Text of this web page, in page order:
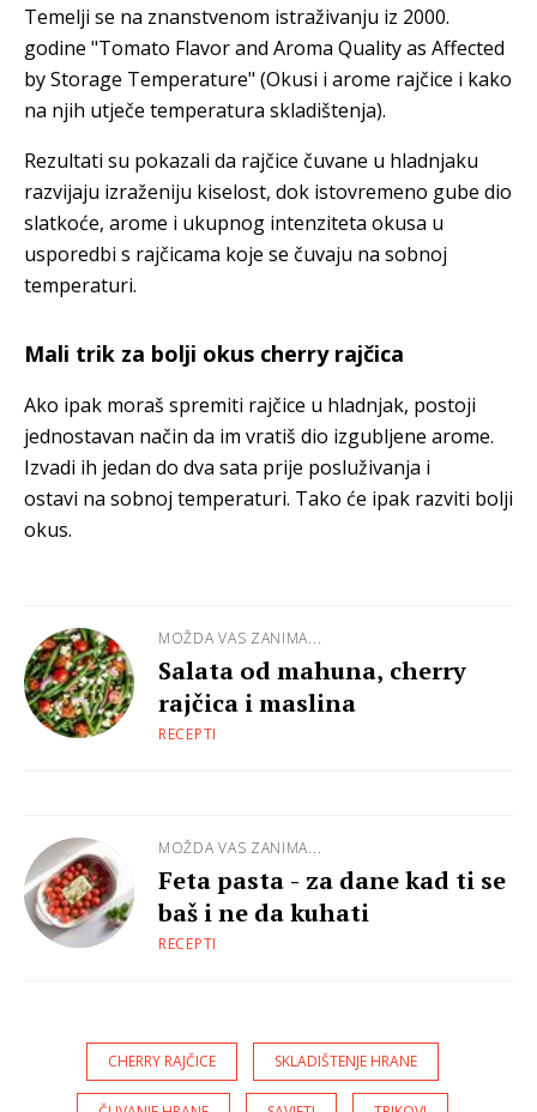
Temelji se na znanstvenom istraživanju iz 2000.
godine "Tomato Flavor and Aroma Quality as Affected
by Storage Temperature" (Okusi i arome rajčice i kako
na njih utječe temperatura skladištenja).
Rezultati su pokazali da rajčice čuvane u hladnjaku
razvijaju izraženiju kiselost, dok istovremeno gube dio
slatkoće, arome i ukupnog intenziteta okusa u
usporedbi s rajčicama koje se čuvaju na sobnoj
temperaturi.
Mali trik za bolji okus cherry rajčica
Ako ipak moraš spremiti rajčice u hladnjak, postoji
jednostavan način da im vratiš dio izgubljene arome.
Izvadi ih jedan do dva sata prije posluživanja i
ostavi na sobnoj temperaturi. Tako će ipak razviti bolji
okus.
MOŽDA VAS ZANIMA...
Salata od mahuna, cherry
rajčica i maslina
RECEPTI
MOŽDA VAS ZANIMA...
Feta pasta - za dane kad ti se
baš i ne da kuhati
RECEPTI
CHERRY RAJČICE SKLADIŠTENJE HRANE